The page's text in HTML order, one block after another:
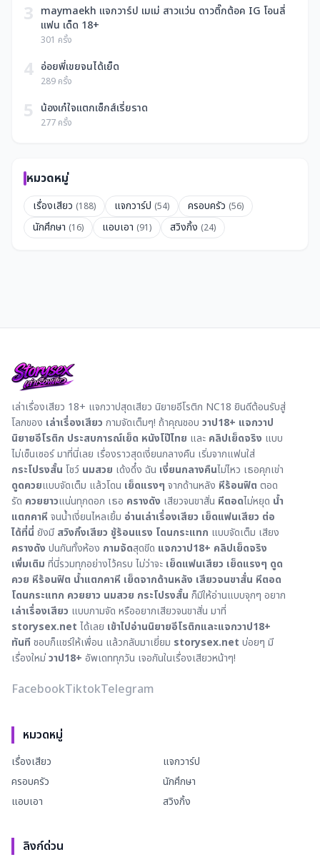
3 maymaekh แจกวาร์ป เมเม่ สาวแว่น ดาวติ๊กต้อค IG โอนลี่
แฟน เด็ด 18+
301 ครั้ง
4 อ่อยพี่เขยจนได้เย็ด
289 ครั้ง
5 น้องเก๋ใจแตกเซ็กส์เรี่ยราด
277 ครั้ง
หมวดหมู่
เรื่องเสียว (188) แจกวาร์ป (54) ครอบครัว (56)
นักศึกษา (16) แอบเอา (91) สวิงกิ้ง (24)
เล่าเรื่องเสียว 18+ แจกวาปสุดเสียว นิยายอีโรติก NC18 ยินดีต้อนรับสู่
โลกของ เล่าเรื่องเสียว กามจัดเต็มๆ! ถ้าคุณชอบ วาป18+ แจกวาป
นิยายอีโรติก ประสบการณ์เย็ด หนังโป๊ไทย และ คลิปเย็ดจริง แบบ
ไม่เซ็นเซอร์ มาที่นี่เลย เรื่องราวสุดเงี่ยนกลางคืน เริ่มจากแฟนใส่
กระโปรงสั้น โชว์ นมสวย เด้งดึ๋ง ฉัน เงี่ยนกลางคืนไม่ไหว เธอคุกเข่า
ดูดควยแบบจัดเต็ม แล้วโดน เย็ดแรงๆ จากด้านหลัง หีร้อนฟิต ตอด
รัด ควยยาวแน่นทุกดอก เธอ ครางดัง เสียวจนขาสั่น หีตอดไม่หยุด น้ำ
แตกคาหี จนน้ำเงี่ยนไหลเยิ้ม อ่านเล่าเรื่องเสียว เย็ดแฟนเสียว ต่อ
ได้ที่นี่ ยังมี สวิงกิ้งเสียว ชู้ร้อนแรง โดนกระแทก แบบจัดเต็ม เสียง
ครางดัง ปนกันทั้งห้อง กามจัดสุดขีด แจกวาป18+ คลิปเย็ดจริง
เพิ่มเติม ที่นี่รวมทุกอย่างไว้ครบ ไม่ว่าจะ เย็ดแฟนเสียว เย็ดแรงๆ ดูด
ควย หีร้อนฟิต น้ำแตกคาหี เย็ดจากด้านหลัง เสียวจนขาสั่น หีตอด
โดนกระแทก ควยยาว นมสวย กระโปรงสั้น ก็มีให้อ่านแบบจุกๆ อยาก
เล่าเรื่องเสียว แบบกามจัด หรืออยากเสียวจนขาสั่น มาที่
storysex.net ได้เลย เข้าไปอ่านนิยายอีโรติกและแจกวาป18+
ทันที ชอบก็แชร์ให้เพื่อน แล้วกลับมาเยี่ยม storysex.net บ่อยๆ มี
เรื่องใหม่วาป18+ อัพเดททุกวัน เจอกันในเรื่องเสียวหน้าๆ!
FacebookTiktokTelegram
หมวดหมู่
เรื่องเสียว
แจกวาร์ป
ครอบครัว
นักศึกษา
แอบเอา
สวิงกิ้ง
ลิงก์ด่วน